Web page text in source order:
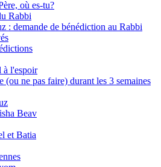
où es-tu?
Rabbi
: demande de bénédiction au Rabbi
à l'espoir
(ou ne pas faire) durant les 3 semaines
Beav
et Batia